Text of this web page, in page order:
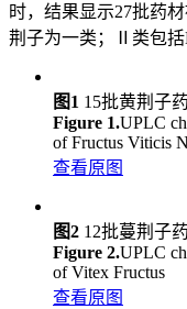
时，结果显示27批药
荆子为一类；Ⅱ类包括
图1 15批黄荆子
Figure 1.UPLC
of Fructus Viticis
查看原图
图2 12批蔓荆子
Figure 2.UPLC
of Vitex Fructus
查看原图